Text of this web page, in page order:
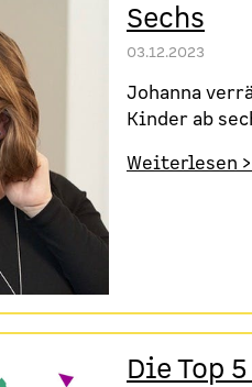
Sechs
03.12.2023
Johanna
Kinder ab
Weiterlesen
Die Top